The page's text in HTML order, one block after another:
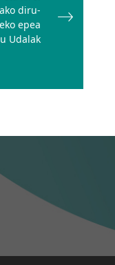
diru-
epea
Udalak